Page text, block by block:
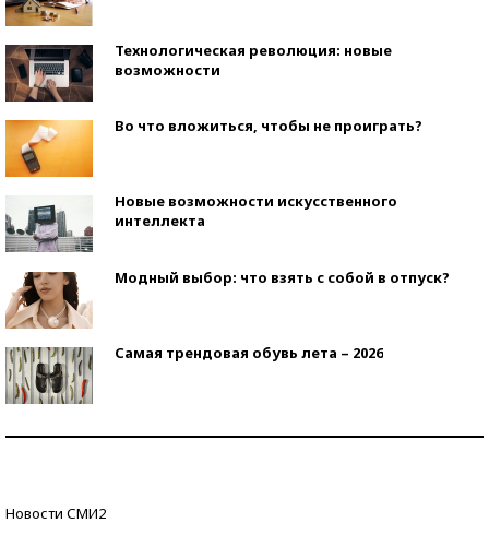
Технологическая революция: новые
возможности
Во что вложиться, чтобы не проиграть?
Новые возможности искусственного
интеллекта
Модный выбор: что взять с собой в отпуск?
Самая трендовая обувь лета – 2026
Новости СМИ2